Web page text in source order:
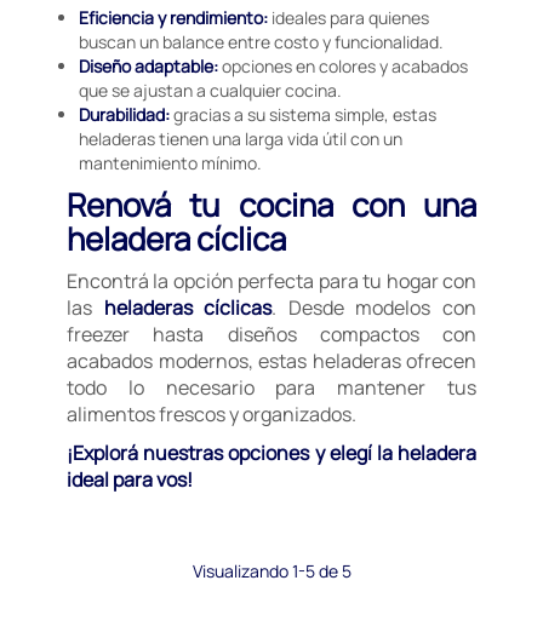
Eficiencia y rendimiento: ideales para quienes
buscan un balance entre costo y funcionalidad.
Diseño adaptable:opciones en colores y acabados
que se ajustan a cualquier cocina.
Durabilidad:gracias a su sistema simple, estas
heladeras tienen una larga vida útil con un
mantenimiento mínimo.
Renová tu cocina con una
heladera cíclica
Encontrá la opción perfecta para tu hogar con
las heladeras cíclicas. Desde modelos con
freezer hasta diseños compactos con
acabados modernos, estas heladeras ofrecen
todo lo necesario para mantener tus
alimentos frescos y organizados.
¡Explorá nuestras opciones y elegí la heladera
ideal para vos!
Visualizando 1-5 de 5